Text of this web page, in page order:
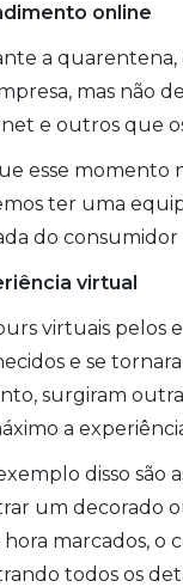
online
a quarentena,
mas não
e outros que
esse momento
ter uma
do consumidor
virtual
virtuais pelos
e se
surgiram
a
disso são
um decorado
hora marcados, o
todos os